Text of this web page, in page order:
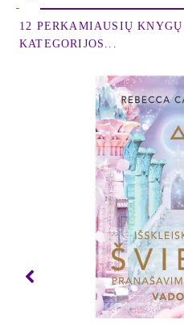
12 PERKAMIAUSIŲ
KATEGORIJOS...